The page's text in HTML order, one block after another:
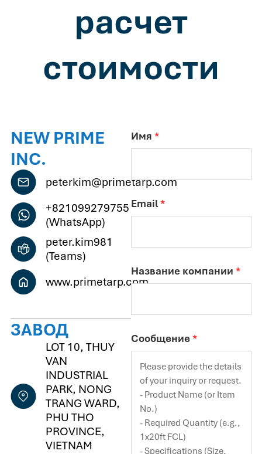
расчет
стоимости
NEW PRIME
INC.
peterkim@primetarp.com
+821099279755
(WhatsApp)
peter.kim981
(Teams)
www.primetarp.com
ЗАВОД
LOT 10, THUY
VAN
INDUSTRIAL
PARK, NONG
TRANG WARD,
PHU THO
PROVINCE,
VIETNAM
Имя *
Email*
Название компании *
Сообщение*